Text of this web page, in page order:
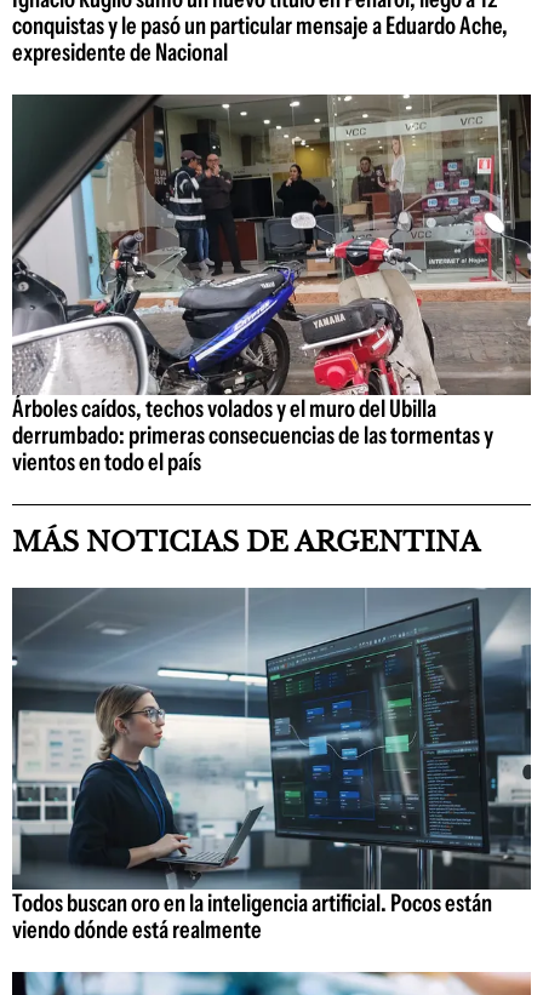
conquistas y le pasó un particular mensaje a Eduardo Ache,
expresidente de Nacional
Árboles caídos, techos volados y el muro del Ubilla
derrumbado: primeras consecuencias de las tormentas y
vientos en todo el país
MÁS NOTICIAS DE ARGENTINA
Todos buscan oro en la inteligencia artificial. Pocos están
viendo dónde está realmente